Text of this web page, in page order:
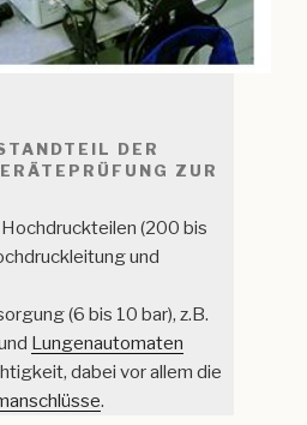
DER
ZUR
(200 bis
und
(6 bis 10 bar), z.B.
Lungenautomaten
dabei vor allem die
.